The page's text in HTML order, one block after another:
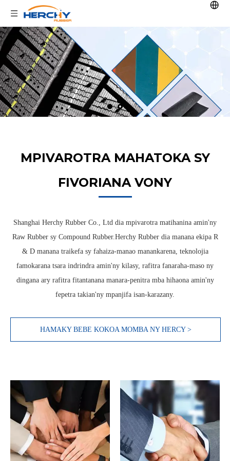
MPIVAROTRA MAHATOKA SY
FIVORIANA VONY
Shanghai Herchy Rubber Co., Ltd dia mpivarotra matihanina amin'ny
Raw Rubber sy Compound Rubber.Herchy Rubber dia manana ekipa R
& D manana traikefa sy fahaiza-manao manankarena, teknolojia
famokarana tsara indrindra amin'ny kilasy, rafitra fanaraha-maso ny
dingana ary rafitra fitantanana manara-penitra mba hihaona amin'ny
fepetra takian'ny mpanjifa isan-karazany.
HAMAKY BEBE KOKOA MOMBA NY HERCY >